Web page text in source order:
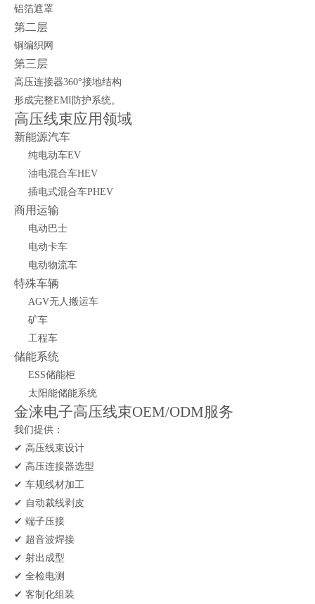
铝箔遮罩
第二层
铜编织网
第三层
高压连接器360°接地结构
形成完整EMI防护系统。
高压线束应用领域
新能源汽车
纯电动车EV
油电混合车HEV
插电式混合车PHEV
商用运输
电动巴士
电动卡车
电动物流车
特殊车辆
AGV无人搬运车
矿车
工程车
储能系统
ESS储能柜
太阳能储能系统
金涞电子高压线束OEM/ODM服务
我们提供：
✔ 高压线束设计
✔ 高压连接器选型
✔ 车规线材加工
✔ 自动裁线剥皮
✔ 端子压接
✔ 超音波焊接
✔ 射出成型
✔ 全检电测
✔ 客制化组装